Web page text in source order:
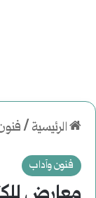
الرئيسية /
فنون وآداب